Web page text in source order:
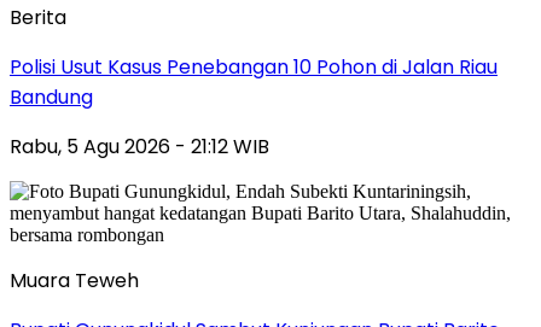
Berita
Polisi Usut Kasus Penebangan 10 Pohon di Jalan Riau
Bandung
Rabu, 5 Agu 2026 - 21:12 WIB
Muara Teweh